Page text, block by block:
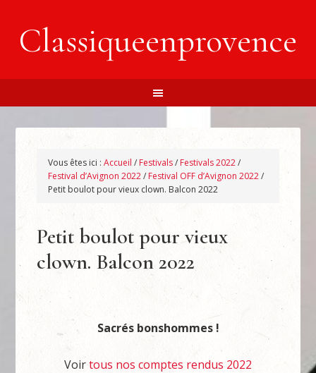
Classiqueenprovence
Vous êtes ici :Accueil / Festivals/ Festivals 2022/
Festival d’Avignon 2022/ Festival OFF d’Avignon 2022/
Petit boulot pour vieux clown. Balcon 2022
Petit boulot pour vieux
clown. Balcon 2022
Sacrés bonshommes !
Voirtous nos comptes rendus 2022